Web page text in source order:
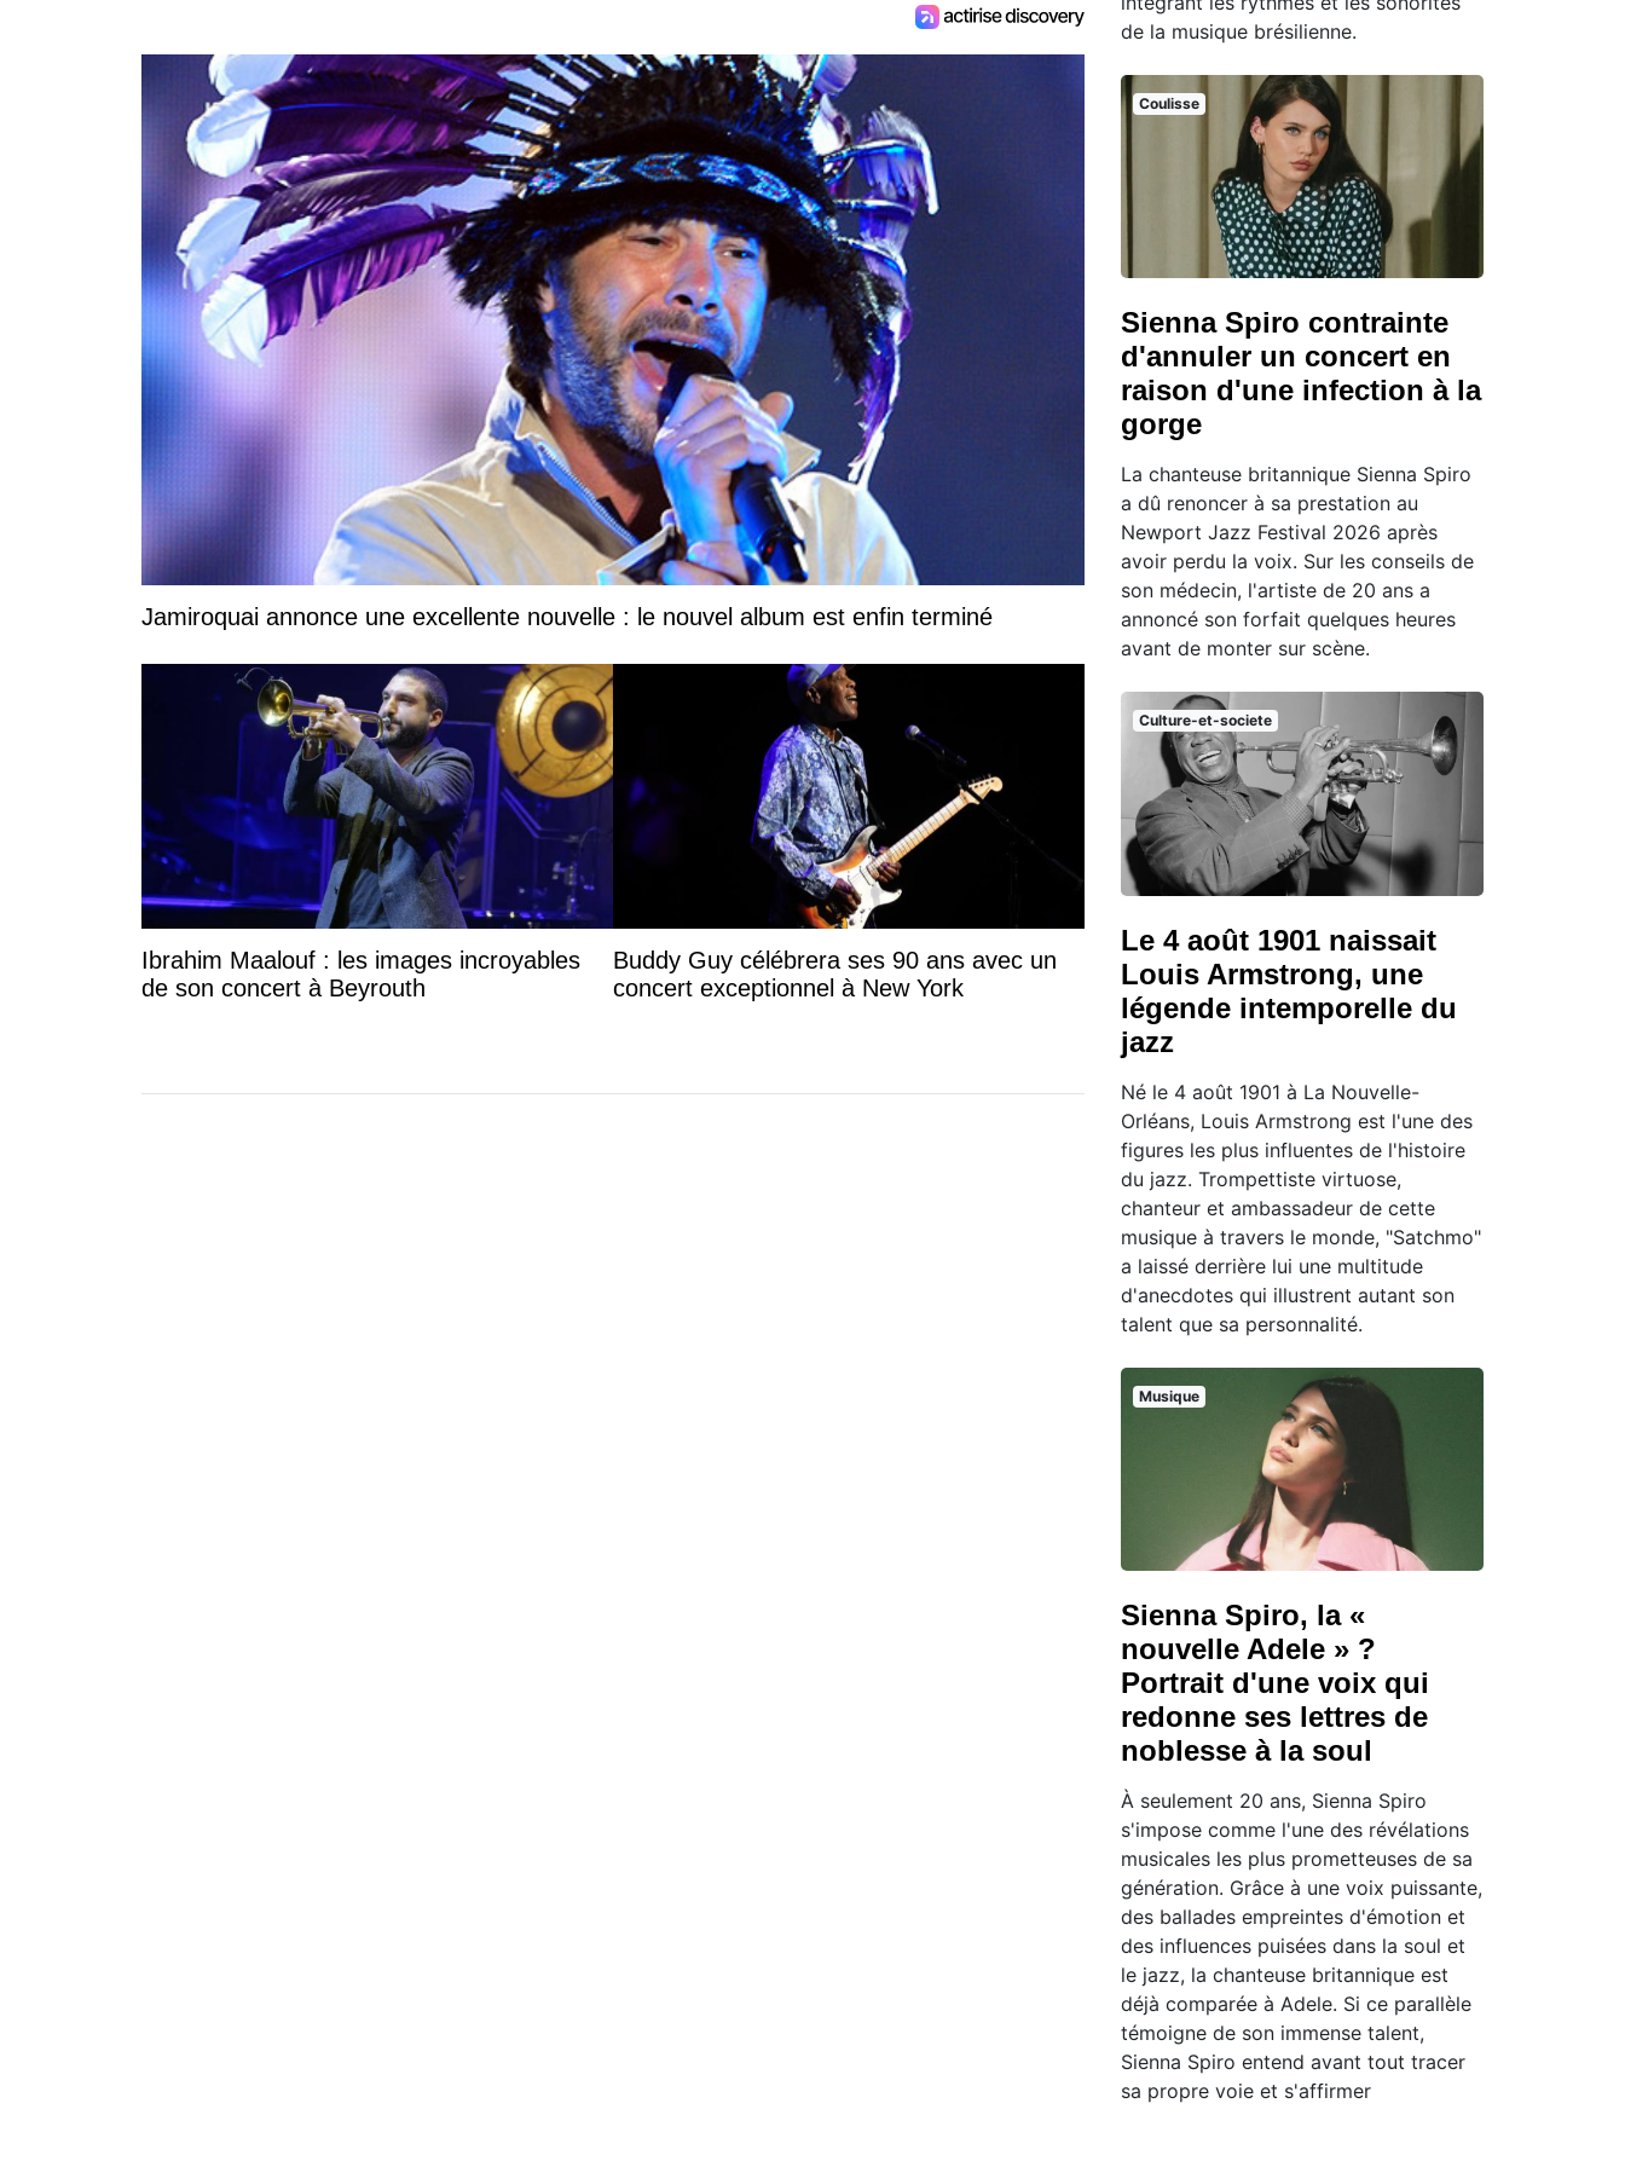
Jamiroquai annonce une excellente nouvelle : le nouvel album est enfin terminé
Ibrahim Maalouf : les images incroyables
de son concert à Beyrouth
Buddy Guy célébrera ses 90 ans avec un
concert exceptionnel à New York
de la musique brésilienne.
Coulisse
Sienna Spiro contrainte
d'annuler un concert en
raison d'une infection à la
gorge
La chanteuse britannique Sienna Spiro
a dû renoncer à sa prestation au
Newport Jazz Festival 2026 après
avoir perdu la voix. Sur les conseils de
son médecin, l'artiste de 20 ans a
annoncé son forfait quelques heures
avant de monter sur scène.
Culture-et-societe
Le 4 août 1901 naissait
Louis Armstrong, une
légende intemporelle du
jazz
Né le 4 août 1901 à La Nouvelle-
Orléans, Louis Armstrong est l'une des
figures les plus influentes de l'histoire
du jazz. Trompettiste virtuose,
chanteur et ambassadeur de cette
musique à travers le monde, "Satchmo"
a laissé derrière lui une multitude
d'anecdotes qui illustrent autant son
talent que sa personnalité.
Musique
Sienna Spiro, la «
nouvelle Adele » ?
Portrait d'une voix qui
redonne ses lettres de
noblesse à la soul
À seulement 20 ans, Sienna Spiro
s'impose comme l'une des révélations
musicales les plus prometteuses de sa
génération. Grâce à une voix puissante,
des ballades empreintes d'émotion et
des influences puisées dans la soul et
le jazz, la chanteuse britannique est
déjà comparée à Adele. Si ce parallèle
témoigne de son immense talent,
Sienna Spiro entend avant tout tracer
sa propre voie et s'affirmer